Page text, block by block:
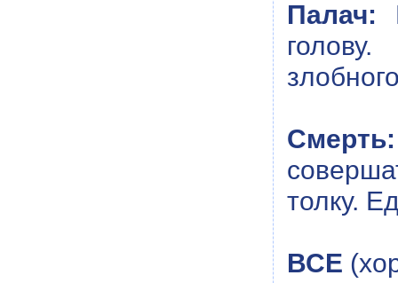
Палач:
Смерть:
толку.
ВСЕ